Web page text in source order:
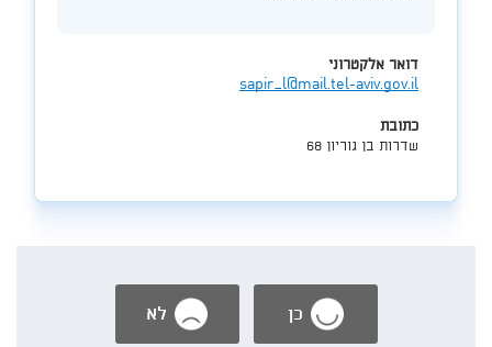
דואר אלקטרוני
sapir_l@mail.tel-aviv.gov.il
כתובת
שדרות בן גוריון 68
כן לא